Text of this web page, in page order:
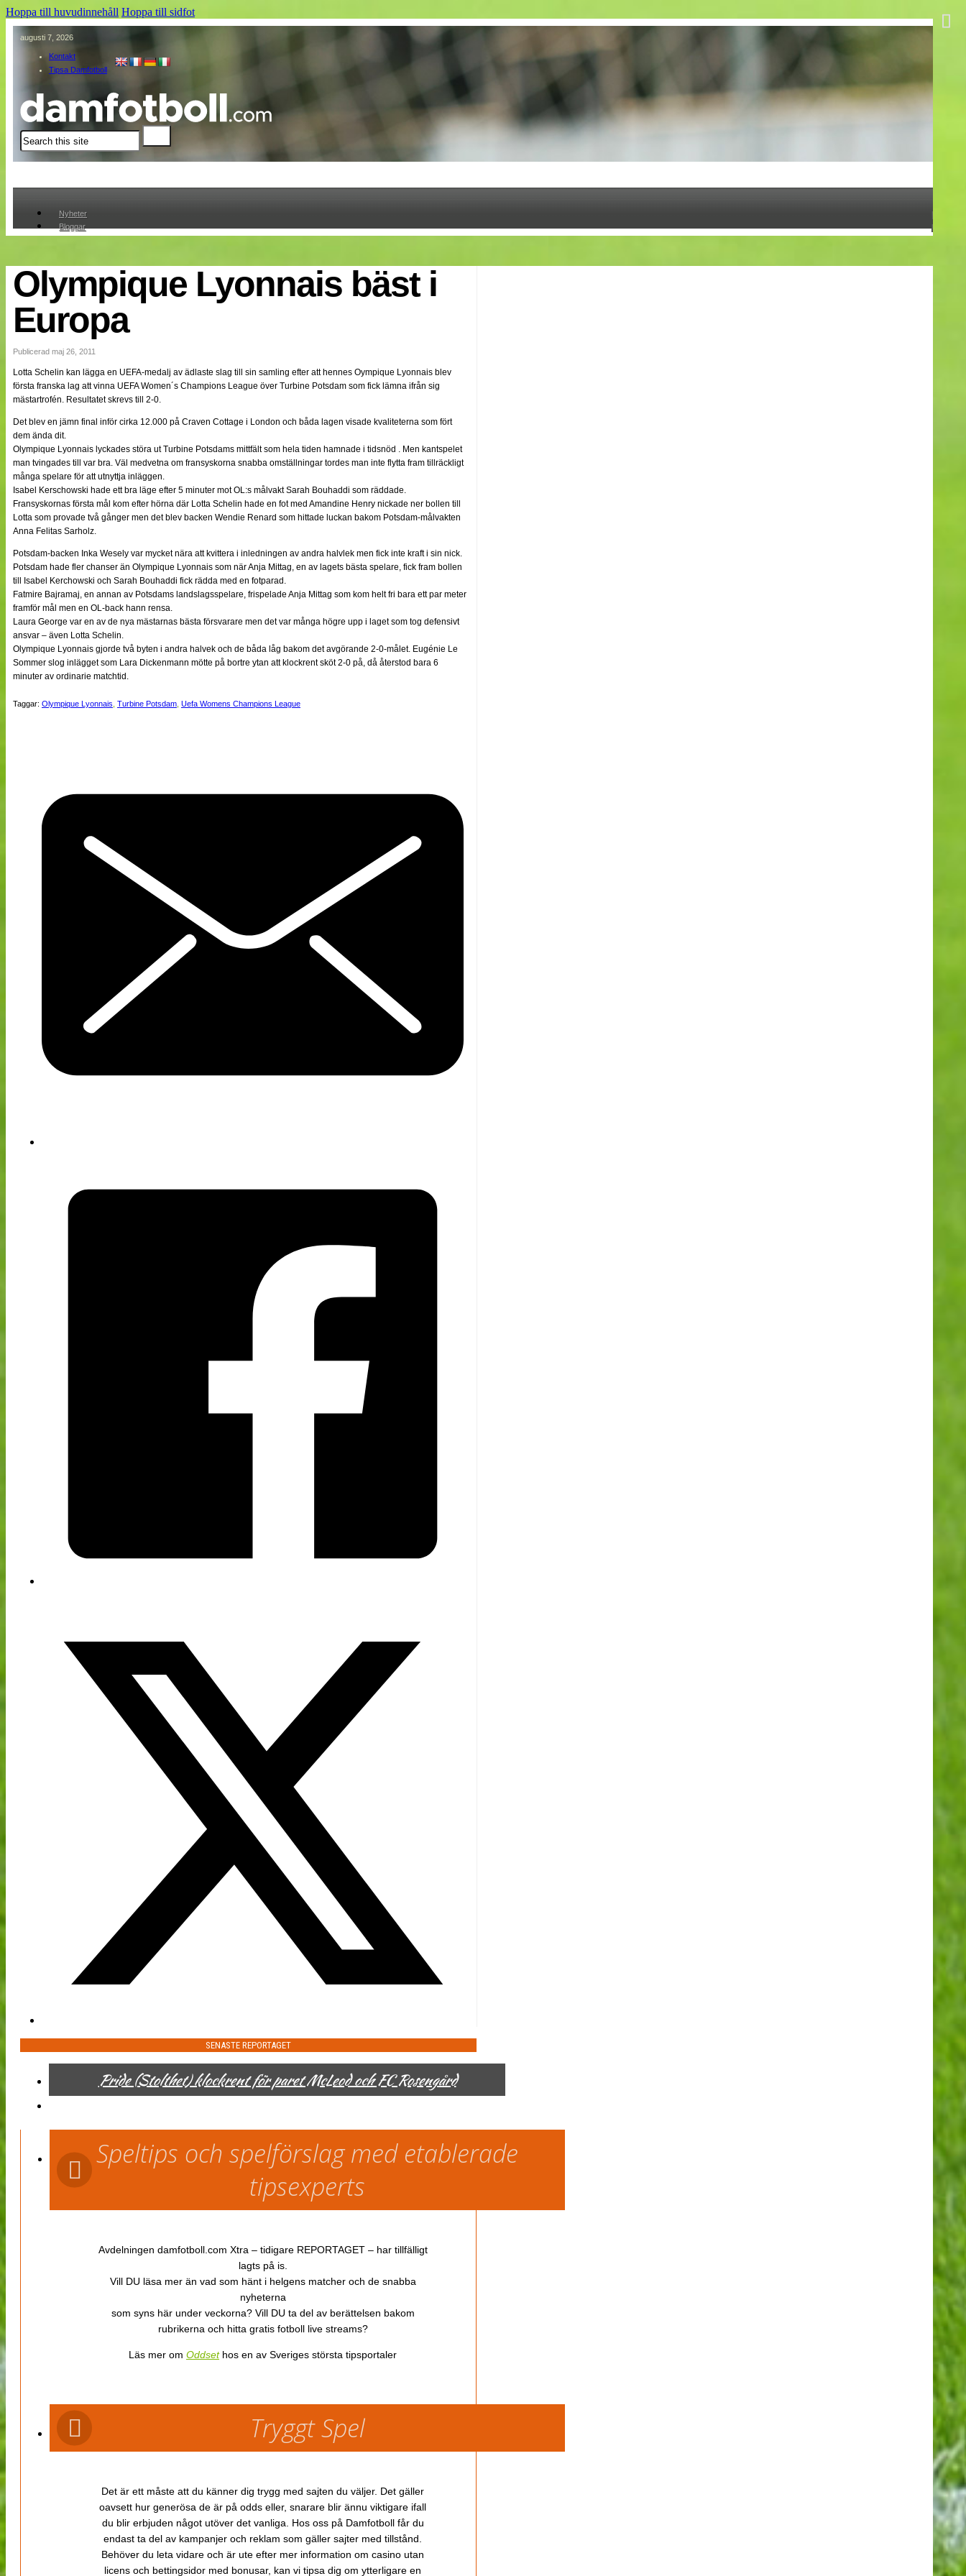
Hoppa till huvudinnehåll Hoppa till sidfot
augusti 7, 2026
Kontakt
Tipsa Damfotboll
Sök
Nyheter
Bloggar
Cuper
Medlemmar
Medlemsbilder
Till klubbkassan
Om oss
NÄTverket
Nyheter
Bloggar
Lagen
Webb-TV
Cuper
Medlemmar
Medlemsbilder
Till klubbkassan
Om oss
NÄTverket
Split vision
Olympique Lyonnais bäst i
Europa
Publicerad maj 26, 2011
Lotta Schelin kan lägga en UEFA-medalj av ädlaste slag till sin samling efter att hennes Oympique Lyonnais blev
första franska lag att vinna UEFA Women´s Champions League över Turbine Potsdam som fick lämna ifrån sig
mästartrofén. Resultatet skrevs till 2-0.
Det blev en jämn final inför cirka 12.000 på Craven Cottage i London och båda lagen visade kvaliteterna som fört
dem ända dit.
Olympique Lyonnais lyckades störa ut Turbine Potsdams mittfält som hela tiden hamnade i tidsnöd . Men kantspelet
man tvingades till var bra. Väl medvetna om fransyskorna snabba omställningar tordes man inte flytta fram tillräckligt
många spelare för att utnyttja inläggen.
Isabel Kerschowski hade ett bra läge efter 5 minuter mot OL:s målvakt Sarah Bouhaddi som räddade.
Fransyskornas första mål kom efter hörna där Lotta Schelin hade en fot med Amandine Henry nickade ner bollen till
Lotta som provade två gånger men det blev backen Wendie Renard som hittade luckan bakom Potsdam-målvakten
Anna Felitas Sarholz.
Potsdam-backen Inka Wesely var mycket nära att kvittera i inledningen av andra halvlek men fick inte kraft i sin nick.
Potsdam hade fler chanser än Olympique Lyonnais som när Anja Mittag, en av lagets bästa spelare, fick fram bollen
till Isabel Kerchowski och Sarah Bouhaddi fick rädda med en fotparad.
Fatmire Bajramaj, en annan av Potsdams landslagsspelare, frispelade Anja Mittag som kom helt fri bara ett par meter
framför mål men en OL-back hann rensa.
Laura George var en av de nya mästarnas bästa försvarare men det var många högre upp i laget som tog defensivt
ansvar – även Lotta Schelin.
Olympique Lyonnais gjorde två byten i andra halvek och de båda låg bakom det avgörande 2-0-målet. Eugénie Le
Sommer slog inlägget som Lara Dickenmann mötte på bortre ytan att klockrent sköt 2-0 på, då återstod bara 6
minuter av ordinarie matchtid.
Taggar: Olympique Lyonnais Turbine Potsdam Uefa Womens Champions League
SENASTE REPORTAGET
Pride (Stolthet) klockrent för paret McLeod och FC Rosengård
Speltips och spelförslag med etablerade
tipsexperts
Avdelningen damfotboll.com Xtra – tidigare REPORTAGET – har tillfälligt
lagts på is.
Vill DU läsa mer än vad som hänt i helgens matcher och de snabba
nyheterna
som syns här under veckorna? Vill DU ta del av berättelsen bakom
rubrikerna och hitta gratis fotboll live streams?
Läs mer om Oddsethos en av Sveriges största tipsportaler
Tryggt Spel
Det är ett måste att du känner dig trygg med sajten du väljer. Det gäller
oavsett hur generösa de är på odds eller, snarare blir ännu viktigare ifall
du blir erbjuden något utöver det vanliga. Hos oss på Damfotboll får du
endast ta del av kampanjer och reklam som gäller sajter med tillstånd.
Behöver du leta vidare och är ute efter mer information om casino utan
licens och bettingsidor med bonusar, kan vi tipsa dig om ytterligare en